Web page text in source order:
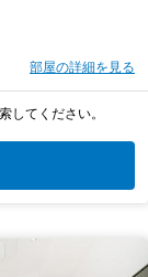
部屋の詳細を見る
してください。